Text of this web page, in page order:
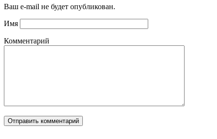
Ваш e-mail не будет опубликован.
Имя
Комментарий